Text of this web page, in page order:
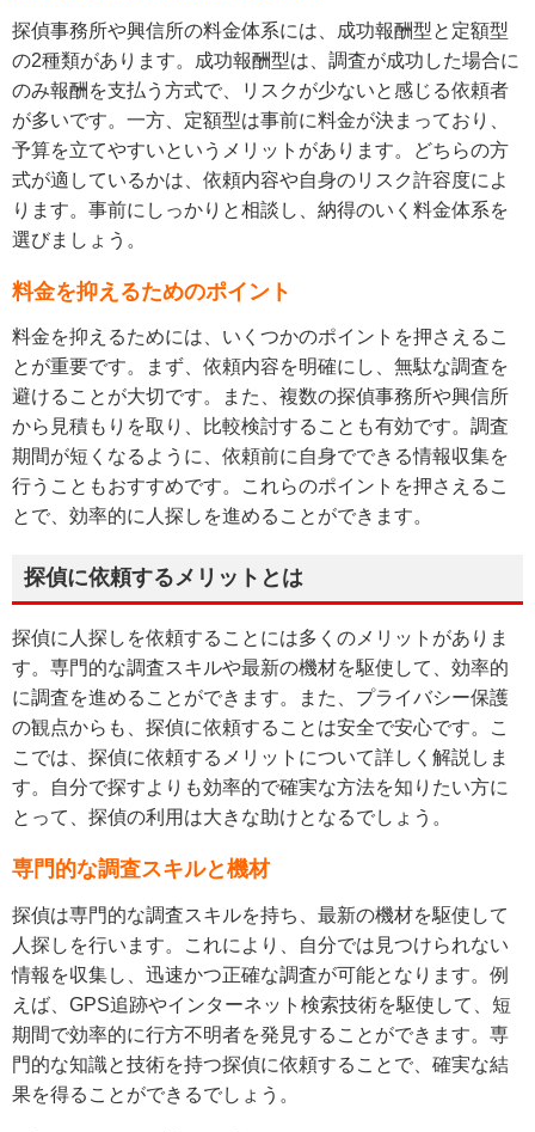
探偵事務所や興信所の料金体系には、成功報酬型と定額型
の2種類があります。成功報酬型は、調査が成功した場合に
のみ報酬を支払う方式で、リスクが少ないと感じる依頼者
が多いです。一方、定額型は事前に料金が決まっており、
予算を立てやすいというメリットがあります。どちらの方
式が適しているかは、依頼内容や自身のリスク許容度によ
ります。事前にしっかりと相談し、納得のいく料金体系を
選びましょう。
料金を抑えるためのポイント
料金を抑えるためには、いくつかのポイントを押さえるこ
とが重要です。まず、依頼内容を明確にし、無駄な調査を
避けることが大切です。また、複数の探偵事務所や興信所
から見積もりを取り、比較検討することも有効です。調査
期間が短くなるように、依頼前に自身でできる情報収集を
行うこともおすすめです。これらのポイントを押さえるこ
とで、効率的に人探しを進めることができます。
探偵に依頼するメリットとは
探偵に人探しを依頼することには多くのメリットがありま
す。専門的な調査スキルや最新の機材を駆使して、効率的
に調査を進めることができます。また、プライバシー保護
の観点からも、探偵に依頼することは安全で安心です。こ
こでは、探偵に依頼するメリットについて詳しく解説しま
す。自分で探すよりも効率的で確実な方法を知りたい方に
とって、探偵の利用は大きな助けとなるでしょう。
専門的な調査スキルと機材
探偵は専門的な調査スキルを持ち、最新の機材を駆使して
人探しを行います。これにより、自分では見つけられない
情報を収集し、迅速かつ正確な調査が可能となります。例
えば、GPS追跡やインターネット検索技術を駆使して、短
期間で効率的に行方不明者を発見することができます。専
門的な知識と技術を持つ探偵に依頼することで、確実な結
果を得ることができるでしょう。